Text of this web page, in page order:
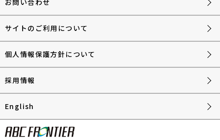
お問い合わせ
サイトのご利用について
個人情報保護方針について
採用情報
English